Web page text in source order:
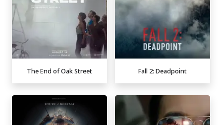
The End of Oak Street Fall 2: Deadpoint